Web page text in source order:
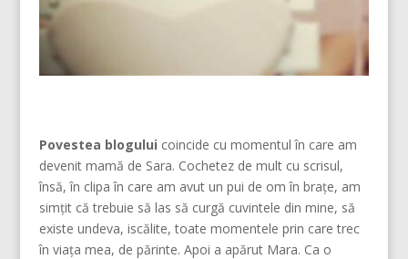
Povestea blogului coincide cu momentul în care am
devenit mamă de Sara. Cochetez de mult cu scrisul,
însă, în clipa în care am avut un pui de om în brațe, am
simțit că trebuie să las să curgă cuvintele din mine, să
existe undeva, iscălite, toate momentele prin care trec
în viața mea, de părinte. Apoi a apărut Mara. Ca o